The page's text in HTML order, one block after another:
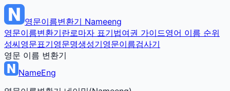
영문이름변환기 Nameeng
영문이름변환기란로마자 표기법여권 가이드영어 이름 순위
성씨영문표기영문명생성기영문이름검사기
영문 이름 변환기
NameEng